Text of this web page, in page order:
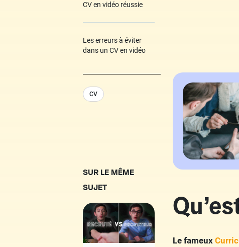
Le fameux
CV en vidéo réussie
Les erreurs à éviter
dans un CV en vidéo
CV
SUR LE MÊME
SUJET